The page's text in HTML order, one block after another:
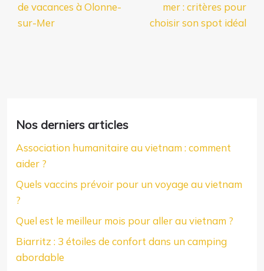
de vacances à Olonne-
sur-Mer
mer : critères pour
choisir son spot idéal
Nos derniers articles
Association humanitaire au vietnam : comment
aider ?
Quels vaccins prévoir pour un voyage au vietnam
?
Quel est le meilleur mois pour aller au vietnam ?
Biarritz : 3 étoiles de confort dans un camping
abordable